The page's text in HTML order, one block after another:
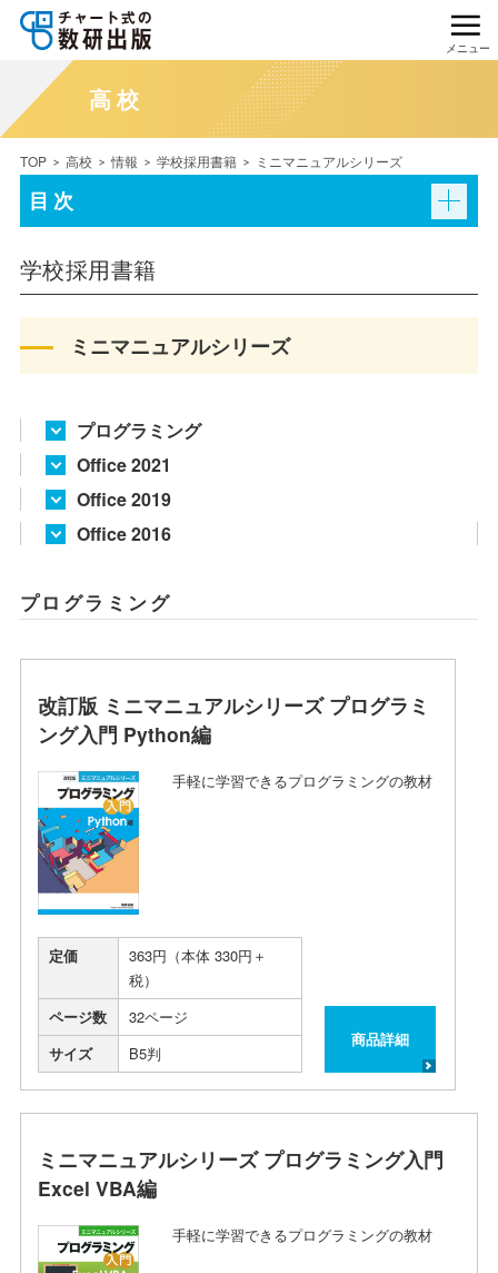
メニュー
高校
TOP 高校 情報 学校採用書籍 ミニマニュアルシリーズ
学校採用書籍
ミニマニュアルシリーズ
プログラミング
Office 2021
Office 2019
Office 2016
プログラミング
改訂版 ミニマニュアルシリーズ プログラミ
ング入門 Python編
手軽に学習できるプログラミングの教材
定価
363円（本体 330円＋
税）
ページ数
32ページ
サイズ
B5判
商品詳細
ミニマニュアルシリーズ プログラミング入門
Excel VBA編
手軽に学習できるプログラミングの教材
目次